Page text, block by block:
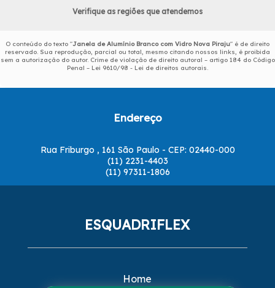
Verifique as regiões que atendemos
O conteúdo do texto "Janela de Alumínio Branco com Vidro Nova Piraju" é de direito
reservado. Sua reprodução, parcial ou total, mesmo citando nossos links, é proibida
sem a autorização do autor. Crime de violação de direito autoral – artigo 184 do Código
Penal – Lei 9610/98 - Lei de direitos autorais
Endereço
Rua Friburgo , 161 São Paulo - CEP: 02440-000
(11) 2231-4403
(11) 97311-1806
ESQUADRIFLEX
Home